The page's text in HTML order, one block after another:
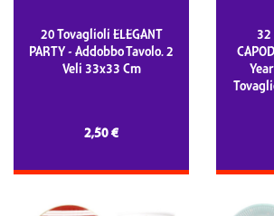
20 Tovaglioli ELEGANT
PARTY - Addobbo Tavolo. 2
Veli 33x33 Cm
2,50 €
32